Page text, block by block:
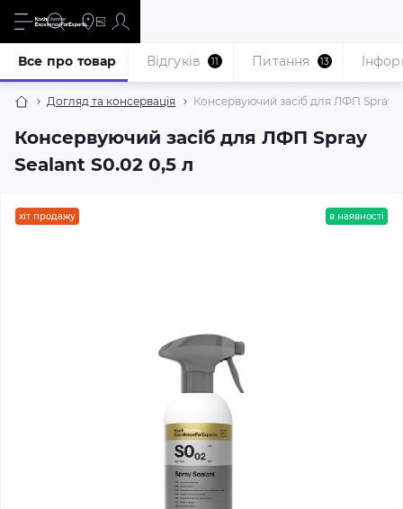
Догляд та консервація Консервуючий засіб для ЛФП Spray
Консервуючий засіб для ЛФП Spray
Sealant S0.02 0,5 л
Все про товар Відгуків 11 Питання 13
хіт продажу в наявності